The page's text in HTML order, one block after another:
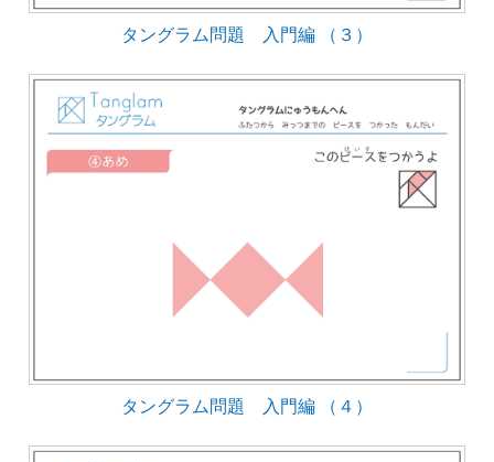
タングラム問題 入門編 （３）
タングラム問題 入門編 （４）